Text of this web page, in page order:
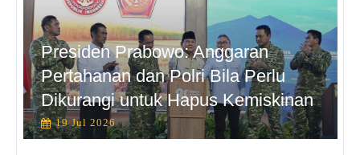
Presiden Prabowo: Anggaran
Pertahanan dan Polri Bila Perlu
Dikurangi untuk Hapus Kemiskinan
19 Jul 2026